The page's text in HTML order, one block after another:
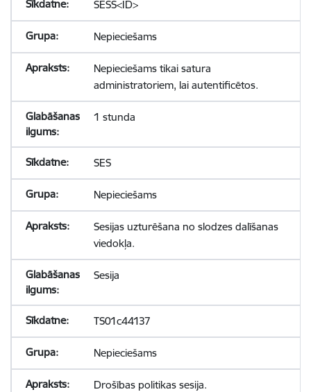
SESS<ID>
Nepieciešams
Nepieciešams tikai satura
administratoriem, lai autentificētos.
1 stunda
SES
Nepieciešams
Sesijas uzturēšana no slodzes dalīšanas
viedokļa.
Sesija
TS01c44137
Nepieciešams
Drošības politikas sesija.